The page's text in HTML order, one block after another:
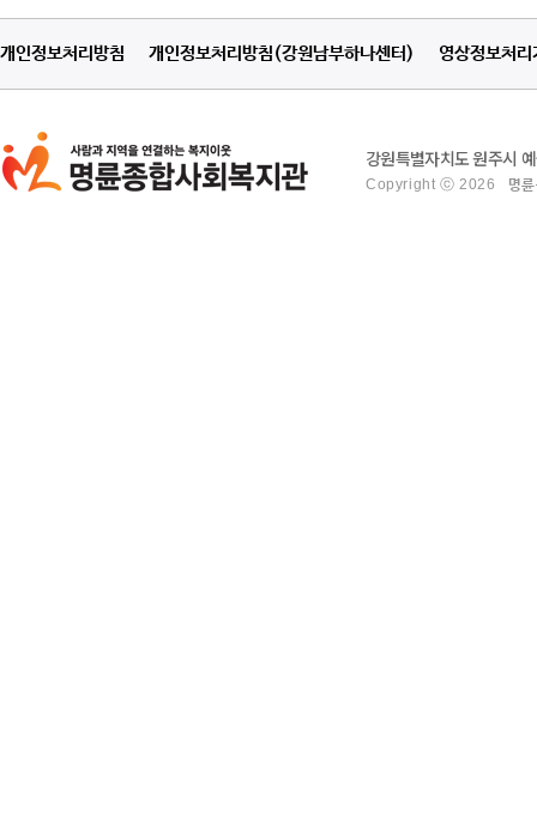
개인정보처리방침 개인정보처리방침(강원남부하나센터) 영상정보처
강원특별자치도 원주시
Copyright ⓒ 2026 명